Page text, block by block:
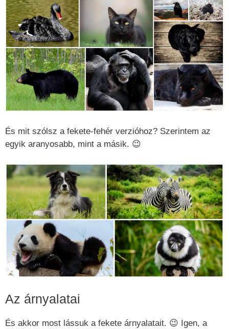
És mit szólsz a fekete-fehér verzióhoz? Szerintem az
egyik aranyosabb, mint a másik. 😉
Az árnyalatai
És akkor most lássuk a fekete árnyalatait. 😉 Igen, a